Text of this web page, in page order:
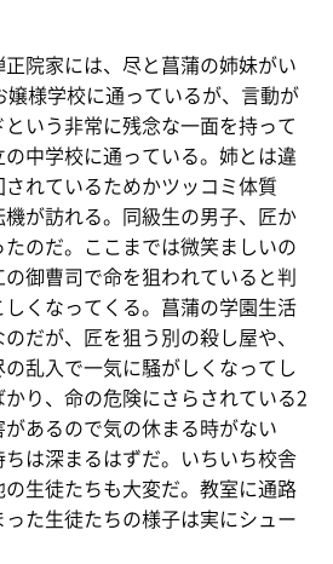
院家には、尽と菖蒲の姉妹がい
様学校に通っているが、言動が
いう非常に残念な一面を持って
中学校に通っている。姉とは違
れているためかツッコミ体質
が訪れる。同級生の男子、匠か
のだ。ここまでは微笑ましいの
御曹司で命を狙われていると判
くなってくる。菖蒲の学園生活
だが、匠を狙う別の殺し屋や、
乱入で一気に騒がしくなってし
り、命の危険にさらされている2
あるので気の休まる時がない
は深まるはずだ。いちいち校舎
生徒たちも大変だ。教室に通路
た生徒たちの様子は実にシュー